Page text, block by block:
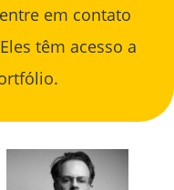
em contato
têm acesso a